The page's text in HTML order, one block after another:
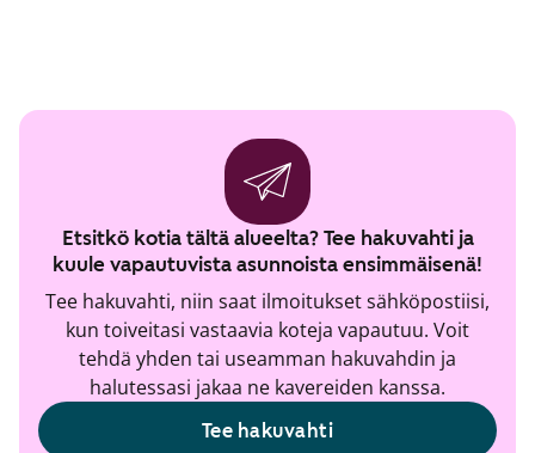
Etsitkö kotia tältä alueelta? Tee hakuvahti ja
kuule vapautuvista asunnoista ensimmäisenä!
Tee hakuvahti, niin saat ilmoitukset sähköpostiisi,
kun toiveitasi vastaavia koteja vapautuu. Voit
tehdä yhden tai useamman hakuvahdin ja
halutessasi jakaa ne kavereiden kanssa.
Tee hakuvahti